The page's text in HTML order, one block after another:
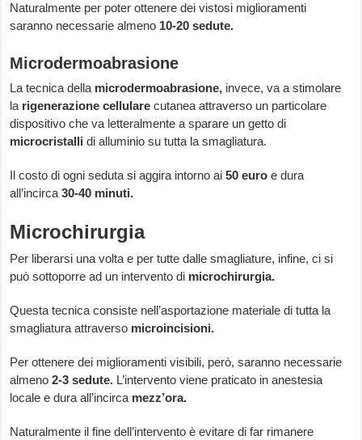
Naturalmente per poter ottenere dei vistosi miglioramenti
saranno necessarie almeno 10-20 sedute.
Microdermoabrasione
La tecnica della microdermoabrasione, invece, va a stimolare
la rigenerazione cellularecutanea attraverso un particolare
dispositivo che va letteralmente a sparare un getto di
microcristallidi alluminio su tutta la smagliatura.
Il costo di ogni seduta si aggira intorno ai 50 euro e dura
all’incirca 30-40 minuti.
Microchirurgia
Per liberarsi una volta e per tutte dalle smagliature, infine, ci si
può sottoporre ad un intervento di microchirurgia.
Questa tecnica consiste nell’asportazione materiale di tutta la
smagliatura attraverso microincisioni.
Per ottenere dei miglioramenti visibili, però, saranno necessarie
almeno2-3 sedute. L’intervento viene praticato in anestesia
locale e dura all’incirca mezz’ora.
Naturalmente il fine dell’intervento è evitare di far rimanere